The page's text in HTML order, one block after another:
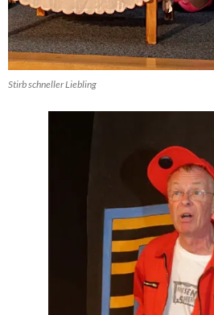
Stirb schneller Liebling